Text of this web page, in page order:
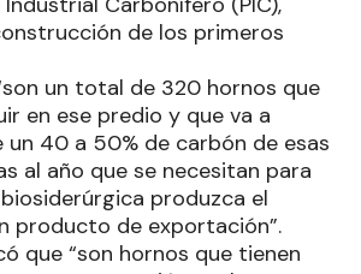
de los primeros
un total de 320 hornos que
en ese predio y que va a
40 a 50% de carbón de esas
al año que se necesitan para
produzca el
producto de exportación”.
que “son hornos que tienen